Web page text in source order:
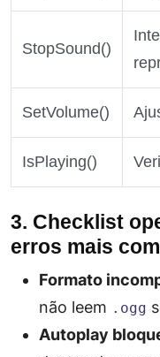
StopSound()
SetVolume()
IsPlaying()
3. Checklist
erros mais
Formato
não leem .ogg
Autoplay